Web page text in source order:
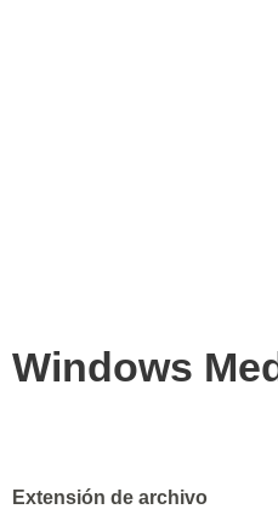
Windows
Extensión de archivo